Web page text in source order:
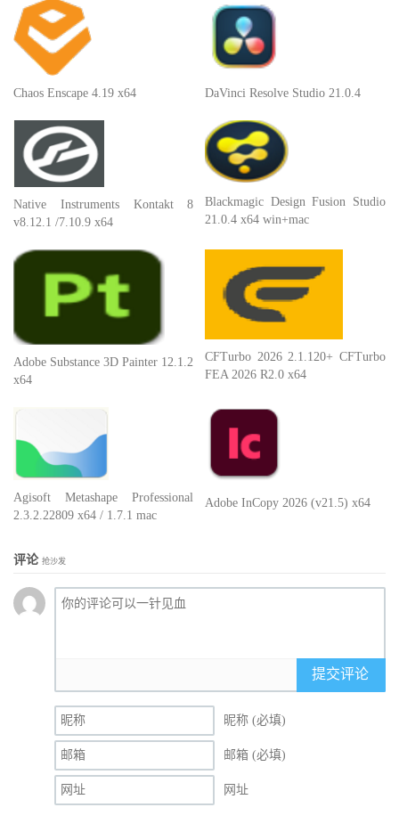
Chaos Enscape 4.19 x64 DaVinci Resolve Studio 21.0.4
Native Instruments Kontakt 8
v8.12.1 /7.10.9 x64
Blackmagic Design Fusion Studio
21.0.4 x64 win+mac
Adobe Substance 3D Painter 12.1.2
x64
CFTurbo 2026 2.1.120+ CFTurbo
FEA 2026 R2.0 x64
Agisoft Metashape Professional
2.3.2.22809 x64 / 1.7.1 mac
Adobe InCopy 2026 (v21.5) x64
评论 抢沙发
提交评论
昵称 (必填)
邮箱 (必填)
网址